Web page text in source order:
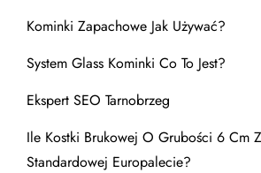
Kominki Zapachowe Jak Używać?
System Glass Kominki Co To Jest?
Ekspert SEO Tarnobrzeg
Ile Kostki Brukowej O Grubości 6 Cm
Standardowej Europalecie?